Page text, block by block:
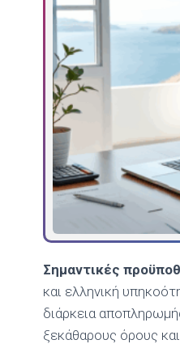
Σημαντικές
και ελληνική
διάρκεια
ξεκάθαρους όρους